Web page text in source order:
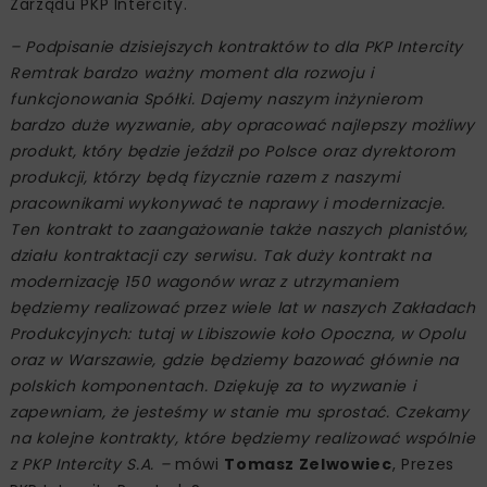
– Podpisanie dzisiejszych kontraktów to dla PKP Intercity
Remtrak bardzo ważny moment dla rozwoju i
funkcjonowania Spółki. Dajemy naszym inżynierom
bardzo duże wyzwanie, aby opracować najlepszy możliwy
produkt, który będzie jeździł po Polsce oraz dyrektorom
produkcji, którzy będą fizycznie razem z naszymi
pracownikami wykonywać te naprawy i modernizacje.
Ten kontrakt to zaangażowanie także naszych planistów,
działu kontraktacji czy serwisu. Tak duży kontrakt na
modernizację 150 wagonów wraz z utrzymaniem
będziemy realizować przez wiele lat w naszych Zakładach
Produkcyjnych: tutaj w Libiszowie koło Opoczna, w Opolu
oraz w Warszawie, gdzie będziemy bazować głównie na
polskich komponentach. Dziękuję za to wyzwanie i
zapewniam, że jesteśmy w stanie mu sprostać. Czekamy
na kolejne kontrakty, które będziemy realizować wspólnie
z PKP Intercity S.A. –mówi Tomasz Zelwowiec, Prezes